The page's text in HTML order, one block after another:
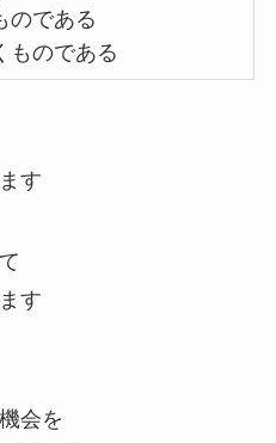
のである
ものである
す
す
会を